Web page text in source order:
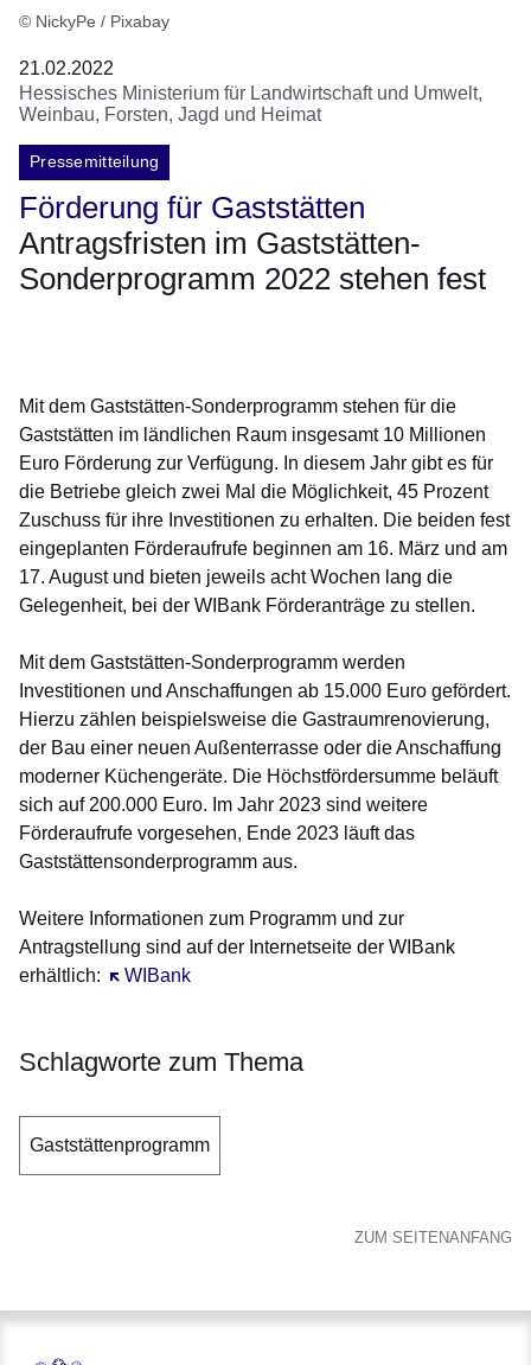
© NickyPe / Pixabay
21.02.2022
Hessisches Ministerium für Landwirtschaft und Umwelt,
Weinbau, Forsten, Jagd und Heimat
Pressemitteilung
Förderung für Gaststätten
Antragsfristen im Gaststätten-
Sonderprogramm 2022 stehen fest
Mit dem Gaststätten-Sonderprogramm stehen für die
Gaststätten im ländlichen Raum insgesamt 10 Millionen
Euro Förderung zur Verfügung. In diesem Jahr gibt es für
die Betriebe gleich zwei Mal die Möglichkeit, 45 Prozent
Zuschuss für ihre Investitionen zu erhalten. Die beiden fest
eingeplanten Förderaufrufe beginnen am 16. März und am
17. August und bieten jeweils acht Wochen lang die
Gelegenheit, bei der WIBank Förderanträge zu stellen.
Mit dem Gaststätten-Sonderprogramm werden
Investitionen und Anschaffungen ab 15.000 Euro gefördert.
Hierzu zählen beispielsweise die Gastraumrenovierung,
der Bau einer neuen Außenterrasse oder die Anschaffung
moderner Küchengeräte. Die Höchstfördersumme beläuft
sich auf 200.000 Euro. Im Jahr 2023 sind weitere
Förderaufrufe vorgesehen, Ende 2023 läuft das
Gaststättensonderprogramm aus.
Weitere Informationen zum Programm und zur
Antragstellung sind auf der Internetseite der WIBank
erhältlich:
WIBank
Öffnet sich in einem neuen Fenster
Schlagworte zum Thema
Gaststättenprogramm
ZUM SEITENANFANG